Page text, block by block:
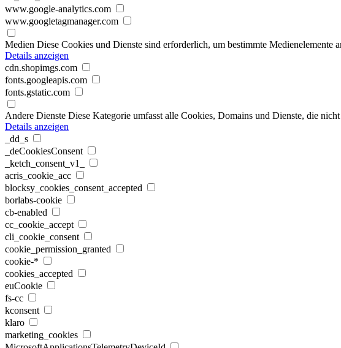
www.google-analytics.com
www.googletagmanager.com
Medien Diese Cookies und Dienste sind erforderlich, um bestimmte
Details anzeigen
cdn.shopimgs.com
fonts.googleapis.com
fonts.gstatic.com
Andere Dienste Diese Kategorie umfasst alle Cookies, Domains und Dienste, die
Details anzeigen
_dd_s
_deCookiesConsent
_ketch_consent_v1_
acris_cookie_acc
blocksy_cookies_consent_accepted
borlabs-cookie
cb-enabled
cc_cookie_accept
cli_cookie_consent
cookie_permission_granted
cookie-*
cookies_accepted
euCookie
fs-cc
kconsent
klaro
marketing_cookies